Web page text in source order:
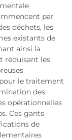
par
déchets, les
existants de
ainsi la
réduisant les
le traitement
des
opérationnelles
Ces gants
de